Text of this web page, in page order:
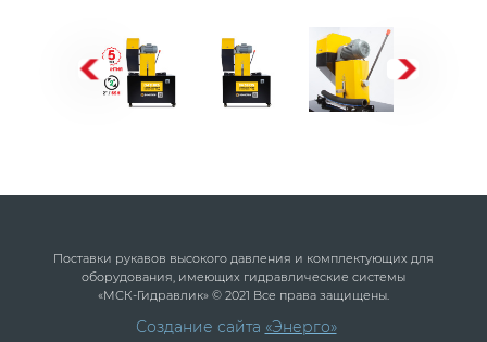
Поставки рукавов высокого давления и комплектующих для
оборудования, имеющих гидравлические системы
«МСК-Гидравлик» © 2021 Все права защищены.
Создание сайта «Энерго»